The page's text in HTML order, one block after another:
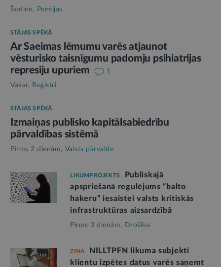
Šodien, Pensijas
STĀJAS SPĒKĀ
Ar Saeimas lēmumu varēs atjaunot
vēsturisko taisnīgumu padomju psihiatrijas
represiju upuriem
1
Vakar, Reģistri
STĀJAS SPĒKĀ
Izmaiņas publisko kapitālsabiedrību
pārvaldības sistēmā
Pirms 2 dienām, Valsts pārvalde
LIKUMPROJEKTS
Publiskajā
apspriešanā regulējums “balto
hakeru” iesaistei valsts kritiskās
infrastruktūras aizsardzībā
Pirms 3 dienām, Drošība
ZIŅA
NILLTPFN likuma subjekti
klientu izpētes datus varēs saņemt